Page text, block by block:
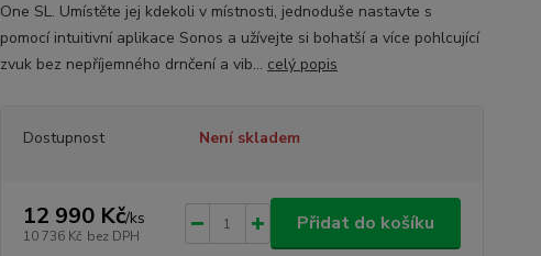
One SL. Umístěte jej kdekoli v místnosti, jednoduše nastavte s
pomocí intuitivní aplikace Sonos a užívejte si bohatší a více pohlcující
zvuk bez nepříjemného drnčení a vib... celý popis
Dostupnost Není skladem
12 990 Kč/ks
10 736 Kč bez DPH
Přidat do košíku